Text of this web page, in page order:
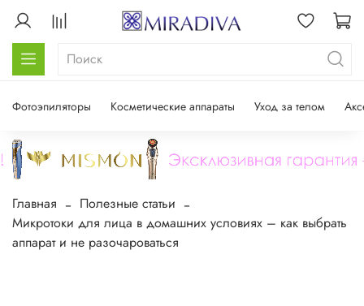
Фотоэпиляторы Косметические аппараты Уход за телом
Главная
Полезные статьи
Микротоки для лица в домашних условиях – как выбрать
аппарат и не разочароваться